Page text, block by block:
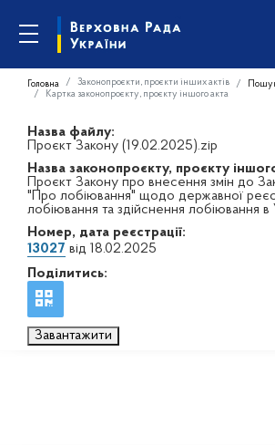
Головна Законопроєкти, проєкти інших актів
Картка законопроєкту, проєкту іншого акта
Назва файлу:
Проєкт Закону (19.02.2025).zip
Назва законопроєкту, проєкту
Проєкт Закону про внесення змін до
"Про лобіювання" щодо державної
лобіювання та здійснення лобіювання в
Номер, дата реєстрації:
13027 від 18.02.2025
Поділитись:
Завантажити